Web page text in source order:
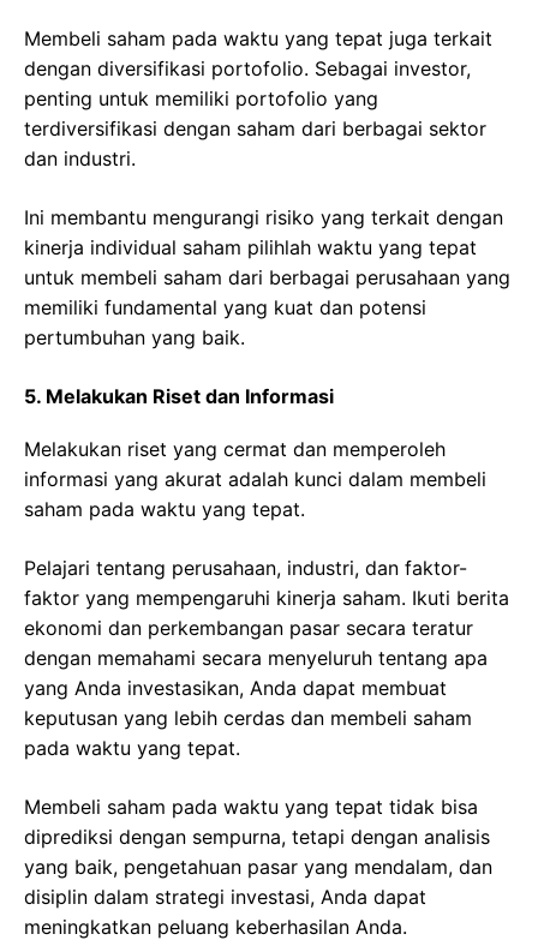
Membeli saham pada waktu yang tepat juga terkait
dengan diversifikasi portofolio. Sebagai investor,
penting untuk memiliki portofolio yang
terdiversifikasi dengan saham dari berbagai sektor
dan industri.
Ini membantu mengurangi risiko yang terkait dengan
kinerja individual saham pilihlah waktu yang tepat
untuk membeli saham dari berbagai perusahaan yang
memiliki fundamental yang kuat dan potensi
pertumbuhan yang baik.
5. Melakukan Riset dan Informasi
Melakukan riset yang cermat dan memperoleh
informasi yang akurat adalah kunci dalam membeli
saham pada waktu yang tepat.
Pelajari tentang perusahaan, industri, dan faktor-
faktor yang mempengaruhi kinerja saham. Ikuti berita
ekonomi dan perkembangan pasar secara teratur
dengan memahami secara menyeluruh tentang apa
yang Anda investasikan, Anda dapat membuat
keputusan yang lebih cerdas dan membeli saham
pada waktu yang tepat.
Membeli saham pada waktu yang tepat tidak bisa
diprediksi dengan sempurna, tetapi dengan analisis
yang baik, pengetahuan pasar yang mendalam, dan
disiplin dalam strategi investasi, Anda dapat
meningkatkan peluang keberhasilan Anda.